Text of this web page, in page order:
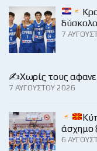
7
✍️Χωρίς τους
7 ΑΥΓΟΎΣΤΟΥ 2026
άσχημο
6